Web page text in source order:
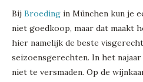
Bij Broeding in München kun je
niet goedkoop, maar dat maakt
hier namelijk de beste
seizoensgerechten. In het
niet te versmaden. Op de